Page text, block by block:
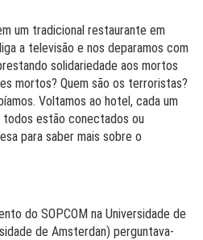
um tradicional restaurante em
a televisão e nos deparamos com
solidariedade aos mortos
mortos? Quem são os terroristas?
Voltamos ao hotel, cada um
todos estão conectados ou
para saber mais sobre o
do SOPCOM na Universidade de
de Amsterdan) perguntava-